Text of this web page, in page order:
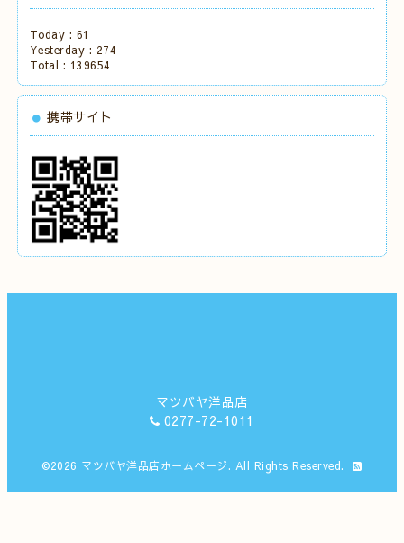
Today : 61
Yesterday : 274
Total : 139654
携帯サイト
マツバヤ洋品店
0277-72-1011
©2026 マツバヤ洋品店ホームページ. All Rights Reserved.